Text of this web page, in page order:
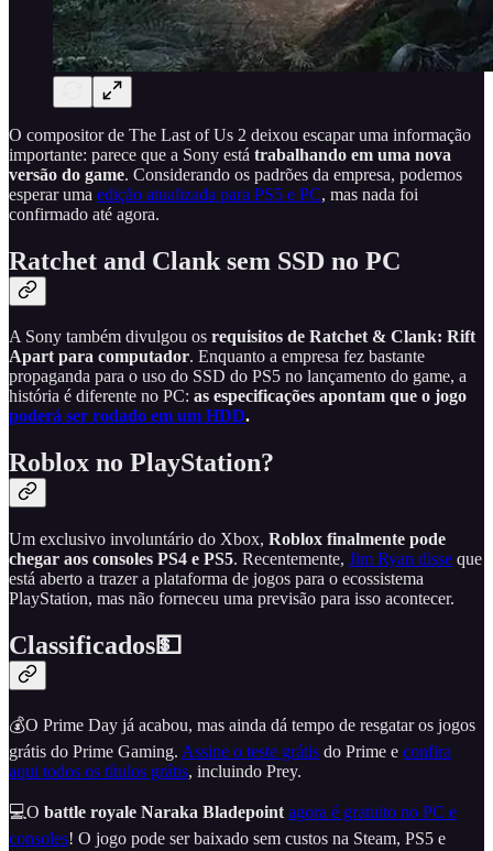
O compositor de The Last of Us 2 deixou escapar uma informação
importante: parece que a Sony está trabalhando em uma nova
versão do game. Considerando os padrões da empresa, podemos
esperar uma edição atualizada para PS5 e PC, mas nada foi
confirmado até agora.
Ratchet and Clank sem SSD no PC
A Sony também divulgou os requisitos de Ratchet & Clank: Rift
Apart para computador. Enquanto a empresa fez bastante
propaganda para o uso do SSD do PS5 no lançamento do game, a
história é diferente no PC: as especificações apontam que o jogo
poderá ser rodado em um HDD.
Roblox no PlayStation?
Um exclusivo involuntário do Xbox, Roblox finalmente pode
chegar aos consoles PS4 e PS5. Recentemente, Jim Ryan disse que
está aberto a trazer a plataforma de jogos para o ecossistema
PlayStation, mas não forneceu uma previsão para isso acontecer.
Classificados💵
💰O Prime Day já acabou, mas ainda dá tempo de resgatar os jogos
grátis do Prime Gaming. Assine o teste grátis do Prime e confira
aqui todos os títulos grátis, incluindo Prey.
💻O battle royale Naraka Bladepoint agora é gratuito no PC e
consoles! O jogo pode ser baixado sem custos na Steam, PS5 e